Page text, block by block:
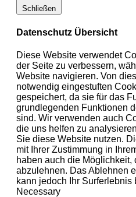
Schließen
Datenschutz Übersicht
Diese Website verwendet
der Seite zu verbessern,
Website navigieren. Von
notwendig eingestuften
gespeichert, da sie für das
grundlegenden Funktionen
sind. Wir verwenden auch
die uns helfen zu
Sie diese Website nutzen.
mit Ihrer Zustimmung in
haben auch die Möglichkeit,
abzulehnen. Das Ablehnen
kann jedoch Ihr Surferlebnis
Necessary